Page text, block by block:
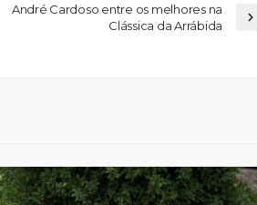
André Cardoso entre os melhores na
Clássica da Arrábida
Rádio Sintonia 2 dias atrás